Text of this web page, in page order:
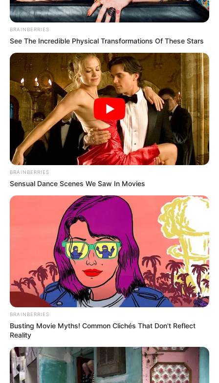
ΔΗΜΟΦΙΛΗ ΑΡΘΡΑ
ΛΙΓΑ ΛΟΓΙΑ ΓΙΑ ΜΕΝΑ
Πέμπτη, 22 Οκτωβρίου 2020, 20:06
ΓΕΙΑ ΣΑΣ….ΚΑΛΩΣ ΗΛΘΑΤΕ ΣΤΗΝ ΙΣΤΟΣΕΛΙΔΑ...
ΑΛΕΞΑΝΔΡΟΣ ΖΕΥΣ Ο
ΑΡΧΗΓΟΣ ΤΩΝ ΕΛ. Ο
ΑΠΟΛΥΤΟΣ ΚΥΡΙΑΡΧΟΣ.
ΕΙΝΑΙ ΕΔΩ, ΕΙΝΑΙ...
ΕΥΘΕΙΑ.. ΕΙΝΑΙ ΕΔΩ.. ΕΙΝΑΙ
ΜΑΖΙ ΜΑΣ, ΜΑΣ
ΠΡΟΣΤΑΤΕΥΟΥΝ ΚΑΙ...
BRAINBERRIES
See The Incredible Physical Transformations Of These Stars
BRAINBERRIES
Sensual Dance Scenes We Saw In Movies
BRAINBERRIES
Busting Movie Myths! Common Clichés That Don't Reflect
Reality